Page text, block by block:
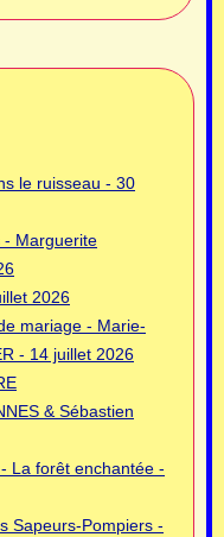
le ruisseau - 30
- Marguerite
2026
mariage - Marie-
- 14 juillet 2026
& Sébastien
La forêt enchantée -
Sapeurs-Pompiers -